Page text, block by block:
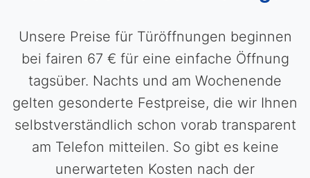
Unsere Preise für Türöffnungen beginnen
bei fairen 67 € für eine einfache Öffnung
tagsüber. Nachts und am Wochenende
gelten gesonderte Festpreise, die wir Ihnen
selbstverständlich schon vorab transparent
am Telefon mitteilen. So gibt es keine
unerwarteten Kosten nach der